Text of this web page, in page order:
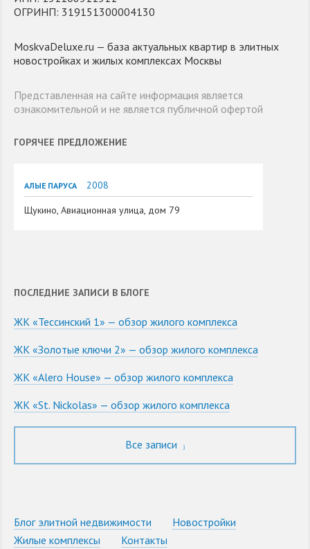
ОГРИНП: 319151300004130
MoskvaDeluxe.ru — база актуальных квартир в элитных
новостройках и жилых комплексах Москвы
Представленная на сайте информация является
ознакомительной и не является публичной офертой
ГОРЯЧЕЕ ПРЕДЛОЖЕНИЕ
АЛЫЕ ПАРУСА
2008
Щукино, Авиационная улица, дом 79
ПОСЛЕДНИЕ ЗАПИСИ В БЛОГЕ
ЖК «Тессинский 1» — обзор жилого комплекса
ЖК «Золотые ключи 2» — обзор жилого комплекса
ЖК «Alero House» — обзор жилого комплекса
ЖК «St. Nickolas» — обзор жилого комплекса
Все записи
Блог элитной недвижимости
Новостройки
Жилые комплексы
Контакты